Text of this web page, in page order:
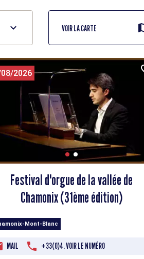
VOIR LA CARTE
2026
Festival d'orgue de la vallée de
Chamonix (31ème édition)
Mont-Blanc
MAIL +33(0)4. VOIR LE NUMÉRO